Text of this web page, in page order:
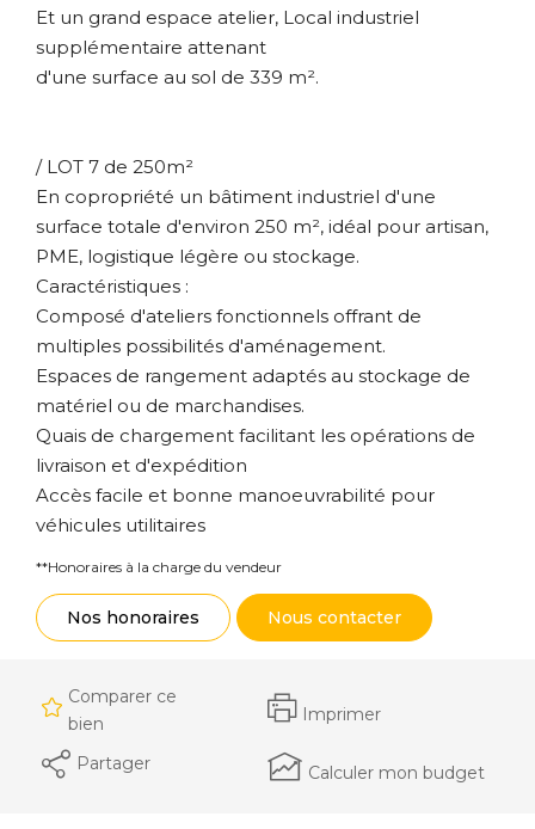
Et un grand espace atelier, Local industriel
supplémentaire attenant
d'une surface au sol de 339 m².
/ LOT 7 de 250m²
En copropriété un bâtiment industriel d'une
surface totale d'environ 250 m², idéal pour artisan,
PME, logistique légère ou stockage.
Caractéristiques :
Composé d'ateliers fonctionnels offrant de
multiples possibilités d'aménagement.
Espaces de rangement adaptés au stockage de
matériel ou de marchandises.
Quais de chargement facilitant les opérations de
livraison et d'expédition
Accès facile et bonne manoeuvrabilité pour
véhicules utilitaires
**Honoraires à la charge du vendeur
Nos honoraires Nous contacter
Comparer ce
bien
Imprimer
Partager Calculer mon budget